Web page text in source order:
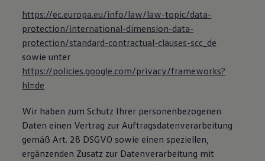
https://ec.europa.eu/info/law/law-topic/data-
protection/international-dimension-data-
protection/standard-contractual-clauses-scc_de
sowie unter
https://policies.google.com/privacy/frameworks?
hl=de
Wir haben zum Schutz Ihrer personenbezogenen
Daten einen Vertrag zur Auftragsdatenverarbeitung
gemäß Art. 28 DSGVO sowie einen speziellen,
ergänzenden Zusatz zur Datenverarbeitung mit